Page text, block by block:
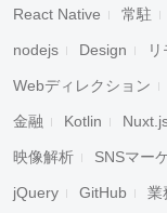
React Native 常駐
nodejs Design
Webディレクション
金融 Kotlin
映像解析 SNSマー
jQuery GitHub 業